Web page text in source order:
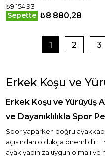
₺9.154,93
Sepette ₺8.880,28
1 2 3
Erkek Koşu ve
Erkek Koşu ve Yürüyüş
ve Dayanıklılıkla Spor
Spor yaparken doğru
açısından oldukça önemlidir.
ayak yapınıza uygun olmalı